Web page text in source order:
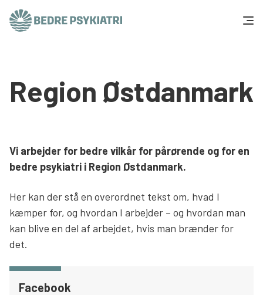
Tal og fakta
Vær med
Støt os
Søg
Region Østdanmark
Vi arbejder for bedre vilkår for pårørende og for en
bedre psykiatri i Region Østdanmark.
Her kan der stå en overordnet tekst om, hvad I
kæmper for, og hvordan I arbejder – og hvordan man
kan blive en del af arbejdet, hvis man brænder for
det.
Facebook